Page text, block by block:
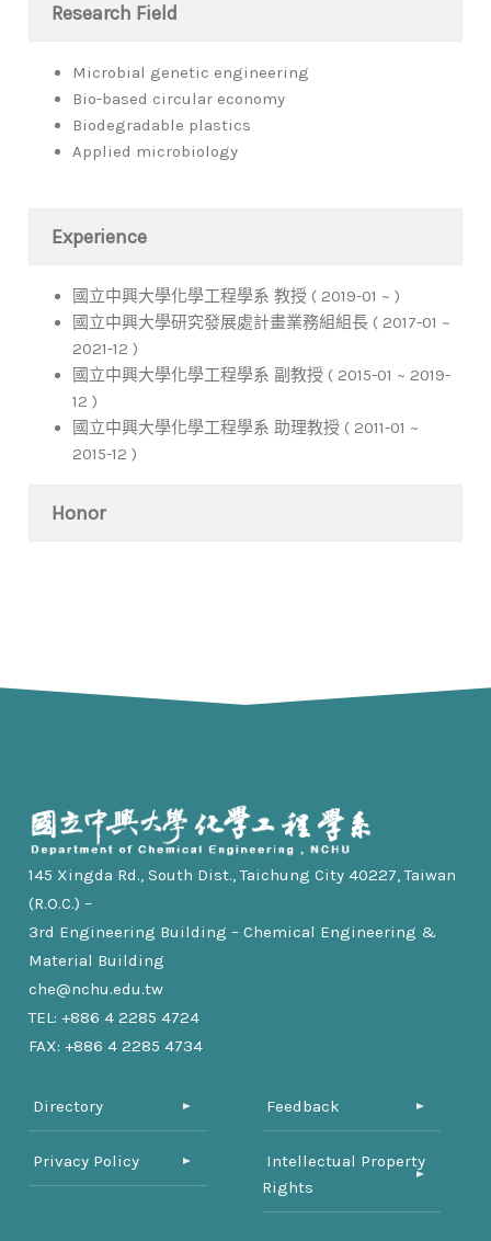
Research Field
Microbial genetic engineering
Bio-based circular economy
Biodegradable plastics
Applied microbiology
Experience
國立中興大學化學工程學系 教授 ( 2019-01 ~ )
國立中興大學研究發展處計畫業務組組長 ( 2017-01 ~
2021-12 )
國立中興大學化學工程學系 副教授 ( 2015-01 ~ 2019-
12 )
國立中興大學化學工程學系 助理教授 ( 2011-01 ~
2015-12 )
Honor
145 Xingda Rd., South Dist., Taichung City 40227, Taiwan
(R.O.C.) –
3rd Engineering Building – Chemical Engineering &
Material Building
che@nchu.edu.tw
TEL: +886 4 2285 4724
FAX: +886 4 2285 4734
Directory
Privacy Policy
Feedback
Intellectual Property
Rights